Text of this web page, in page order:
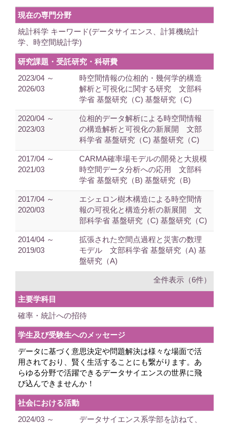
現在の専門分野
統計科学 キーワード(データサイエンス、計算機統計
学、時空間統計学)
研究課題・受託研究・科研費
2023/04 ～
2026/03
時空間情報の位相的・幾何学的構造
解析と可視化に関する研究 文部科
学省 基盤研究（C) 基盤研究（C)
2020/04 ～
2023/03
位相的データ解析による時空間情報
の構造解析と可視化の新展開 文部
科学省 基盤研究（C) 基盤研究（C)
2017/04 ～
2021/03
CARMA確率場モデルの開発と大規模
時空間データ分析への応用 文部科
学省 基盤研究（B) 基盤研究（B)
2017/04 ～
2020/03
エシェロン樹木構造による時空間情
報の可視化と構造分析の新展開 文
部科学省 基盤研究（C) 基盤研究（C)
2014/04 ～
2019/03
拡張された空間点過程と災害の数理
モデル 文部科学省 基盤研究（A) 基
盤研究（A)
全件表示（6件）
主要学科目
確率・統計への招待
学生及び受験生へのメッセージ
データに基づく意思決定や問題解決は様々な場面で活
用されており、賢く生活することにも繋がります。あ
らゆる分野で活躍できるデータサイエンスの世界に飛
び込んできませんか！
社会における活動
2024/03 ～
データサイエンス系学部を訪ねて、